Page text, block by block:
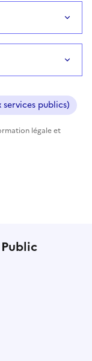
publics)
légale et